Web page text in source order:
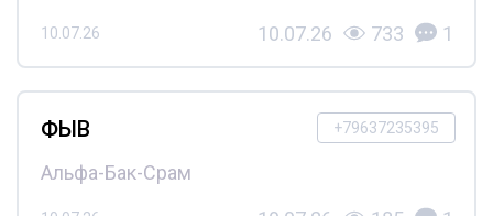
10.07.26 10.07.26 733 1
+79637235395
ФЫВ
Альфа-Бак-Срам